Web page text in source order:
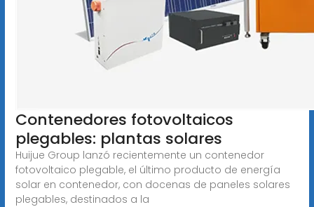
Contenedores fotovoltaicos
plegables: plantas solares
Huijue Group lanzó recientemente un contenedor
fotovoltaico plegable, el último producto de energía
solar en contenedor, con docenas de paneles solares
plegables, destinados a la